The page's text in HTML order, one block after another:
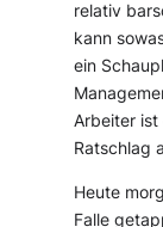
relativ
kann
ein
Arbeiter ist
Ratschlag
Heute
Falle